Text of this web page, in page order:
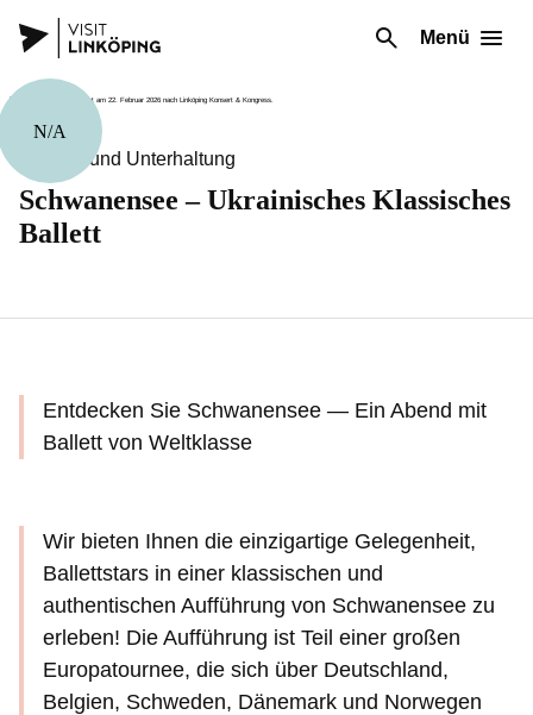
Menü
N/A
Theater und Unterhaltung
Schwanensee – Ukrainisches Klassisches
Ballett
Entdecken Sie Schwanensee — Ein Abend mit
Ballett von Weltklasse
Wir bieten Ihnen die einzigartige Gelegenheit,
Ballettstars in einer klassischen und
authentischen Aufführung von Schwanensee zu
erleben! Die Aufführung ist Teil einer großen
Europatournee, die sich über Deutschland,
Belgien, Schweden, Dänemark und Norwegen